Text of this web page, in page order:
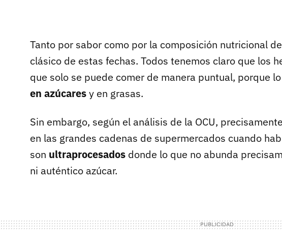
Tanto por sabor como por la composición nutricional
clásico de estas fechas. Todos tenemos claro que los
que solo se puede comer de manera puntual, porque
en azúcaresy en grasas.
Sin embargo, según el análisis de la OCU,
en las grandes cadenas de supermercados cuando
son ultraprocesados donde lo que no abunda
ni auténtico azúcar.